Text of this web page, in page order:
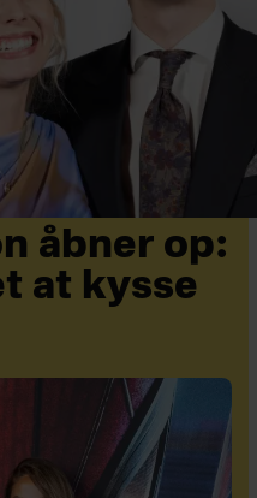
åbner op:
at kysse